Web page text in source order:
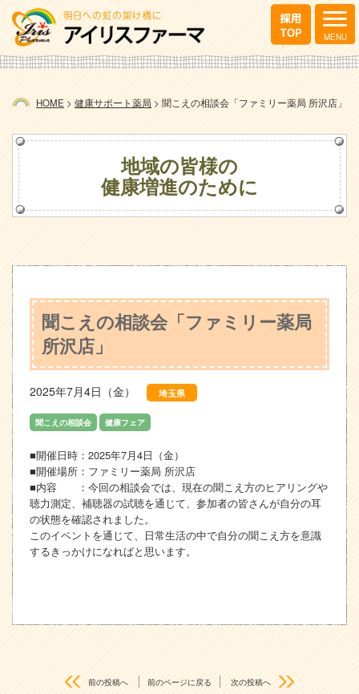
HOME > 健康サポート薬局 > 聞こえの相談会「ファミリー薬局 所沢店」
地域の皆様の
健康増進のために
聞こえの相談会「ファミリー薬局
所沢店」
2025年7月4日（金） 埼玉県
聞こえの相談会 健康フェア
■開催日時：2025年7月4日（金）
■開催場所：ファミリー薬局 所沢店
■内容 ：今回の相談会では、現在の聞こえ方のヒアリングや
聴力測定、補聴器の試聴を通じて、参加者の皆さんが自分の耳
の状態を確認されました。
このイベントを通じて、日常生活の中で自分の聞こえ方を意識
するきっかけになればと思います。
前の投稿へ 前のページに戻る 次の投稿へ